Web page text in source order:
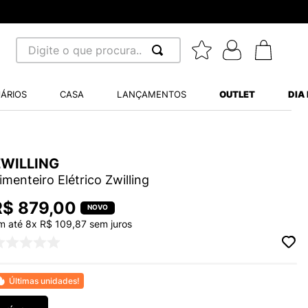
Digite o que procura...
CASA LANÇAMENTOS OUTLET DIA
Elétrico Zwilling
879,00
até8x R$ 109,87 sem juros
Últimas unidades!
BALANCE 530